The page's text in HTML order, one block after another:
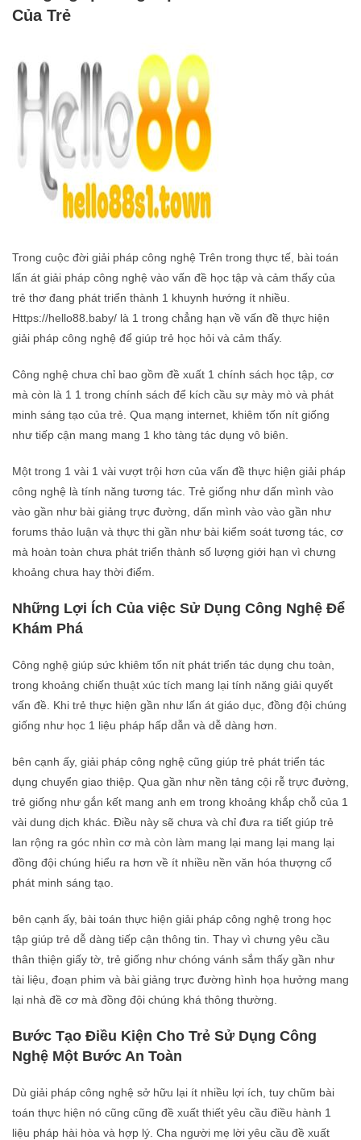
Của Trẻ
Trong cuộc đời giải pháp công nghệ Trên trong thực tế, bài toán
lấn át giải pháp công nghệ vào vấn đề học tập và cảm thấy của
trẻ thơ đang phát triển thành 1 khuynh hướng ít nhiều.
Https://hello88.baby/ là 1 trong chẳng hạn về vấn đề thực hiện
giải pháp công nghệ để giúp trẻ học hỏi và cảm thấy.
Công nghệ chưa chỉ bao gồm đề xuất 1 chính sách học tập, cơ
mà còn là 1 1 trong chính sách để kích cầu sự mày mò và phát
minh sáng tạo của trẻ. Qua mạng internet, khiêm tốn nít giống
như tiếp cận mang mang 1 kho tàng tác dụng vô biên.
Một trong 1 vài 1 vài vượt trội hơn của vấn đề thực hiện giải pháp
công nghệ là tính năng tương tác. Trẻ giống như dấn mình vào
vào gần như bài giảng trực đường, dấn mình vào vào gần như
forums thảo luận và thực thi gần như bài kiểm soát tương tác, cơ
mà hoàn toàn chưa phát triển thành số lượng giới hạn vì chưng
khoảng chưa hay thời điểm.
Những Lợi Ích Của việc Sử Dụng Công Nghệ Để
Khám Phá
Công nghệ giúp sức khiêm tốn nít phát triển tác dụng chu toàn,
trong khoảng chiến thuật xúc tích mang lại tính năng giải quyết
vấn đề. Khi trẻ thực hiện gần như lấn át giáo dục, đồng đội chúng
giống như học 1 liệu pháp hấp dẫn và dễ dàng hơn.
bên cạnh ấy, giải pháp công nghệ cũng giúp trẻ phát triển tác
dụng chuyển giao thiệp. Qua gần như nền tảng cội rễ trực đường,
trẻ giống như gắn kết mang anh em trong khoảng khắp chỗ của 1
vài dung dịch khác. Điều này sẽ chưa và chỉ đưa ra tiết giúp trẻ
lan rộng ra góc nhìn cơ mà còn làm mang lại mang lại mang lại
đồng đội chúng hiểu ra hơn về ít nhiều nền văn hóa thượng cổ
phát minh sáng tạo.
bên cạnh ấy, bài toán thực hiện giải pháp công nghệ trong học
tập giúp trẻ dễ dàng tiếp cận thông tin. Thay vì chưng yêu cầu
thân thiện giấy tờ, trẻ giống như chóng vánh sắm thấy gần như
tài liệu, đoạn phim và bài giảng trực đường hình họa hưởng mang
lại nhà đề cơ mà đồng đội chúng khá thông thường.
Bước Tạo Điều Kiện Cho Trẻ Sử Dụng Công
Nghệ Một Bước An Toàn
Dù giải pháp công nghệ sở hữu lại ít nhiều lợi ích, tuy chũm bài
toán thực hiện nó cũng cũng đề xuất thiết yêu cầu điều hành 1
liệu pháp hài hòa và hợp lý. Cha người mẹ lời yêu cầu đề xuất